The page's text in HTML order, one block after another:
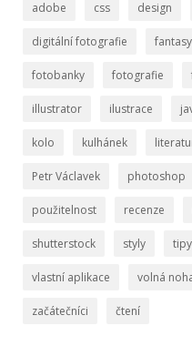
adobe css design
digitální fotografie fantasy
fotobanky fotografie
illustrator ilustrace
kolo kulhánek
Petr Václavek photoshop
použitelnost recenze
shutterstock styly tipy
vlastní aplikace volná
začátečníci čtení